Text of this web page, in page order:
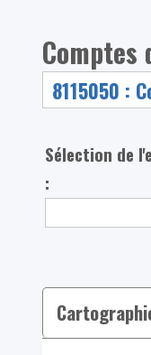
Comptes
Sélection de
: